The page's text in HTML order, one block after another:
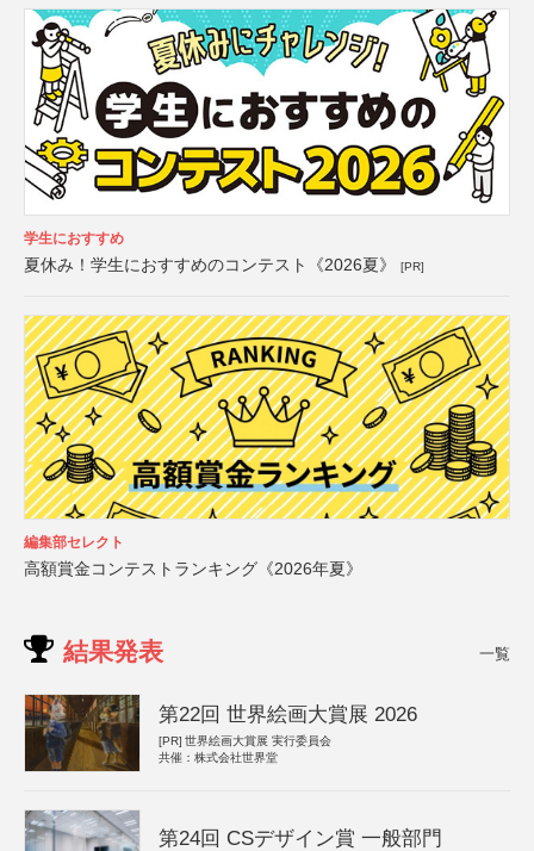
学生におすすめ
夏休み！学生におすすめのコンテスト《2026夏》 [PR]
編集部セレクト
高額賞金コンテストランキング《2026年夏》
結果発表 一覧
第22回 世界絵画大賞展 2026
[PR] 世界絵画大賞展 実行委員会
共催：株式会社世界堂
第24回 CSデザイン賞 一般部門